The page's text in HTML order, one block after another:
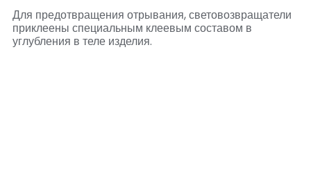
Для предотвращения отрывания, световозвращатели
приклеены специальным клеевым составом в
углубления в теле изделия.